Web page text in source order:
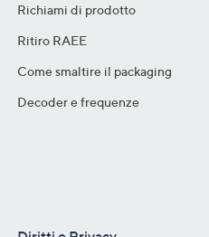
Richiami di prodotto
Ritiro RAEE
Come smaltire il packaging​
Decoder e frequenze​